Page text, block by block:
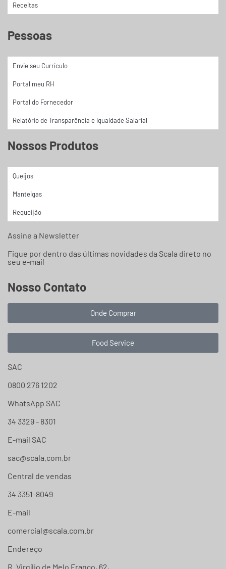
Receitas
Pessoas
Envie seu Currículo
Portal meu RH
Portal do Fornecedor
Relatório de Transparência e Igualdade Salarial
Nossos Produtos
Queijos
Manteigas
Requeijão
Assine a Newsletter
Fique por dentro das últimas novidades da Scala direto no
seu e-mail
Nosso Contato
Onde Comprar
Food Service
SAC
0800 276 1202
WhatsApp SAC
34 3329 - 8301
E-mail SAC
sac@scala.com.br
Central de vendas
34 3351-8049
E-mail
comercial@scala.com.br
Endereço
R. Virgílio de Melo Franco, 62,